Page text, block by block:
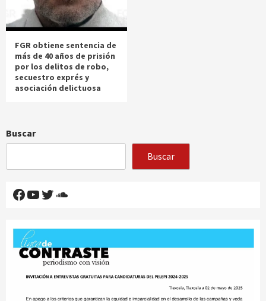
FGR obtiene sentencia de
más de 40 años de prisión
por los delitos de robo,
secuestro exprés y
asociación delictuosa
Buscar
Buscar
Facebook
YouTube
Twitter
SoundCloud